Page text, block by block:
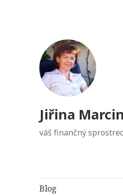
Jiřina
váš finančný
Blog